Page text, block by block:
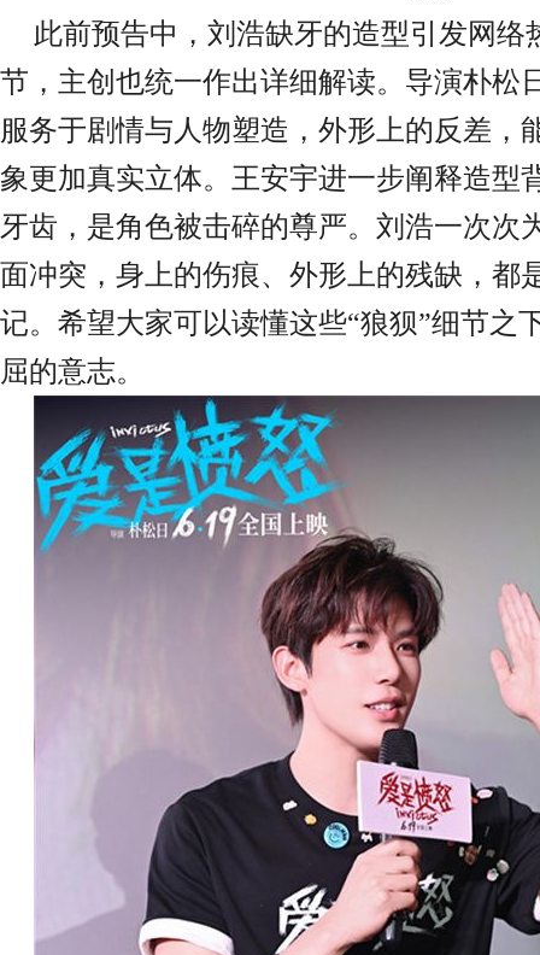
此前预告中，刘浩缺牙的造型引发网络
节，主创也统一作出详细解读。导演朴松
服务于剧情与人物塑造，外形上的反差，
象更加真实立体。王安宇进一步阐释造型
牙齿，是角色被击碎的尊严。刘浩一次次
面冲突，身上的伤痕、外形上的残缺，都
记。希望大家可以读懂这些“狼狈”细节之
屈的意志。